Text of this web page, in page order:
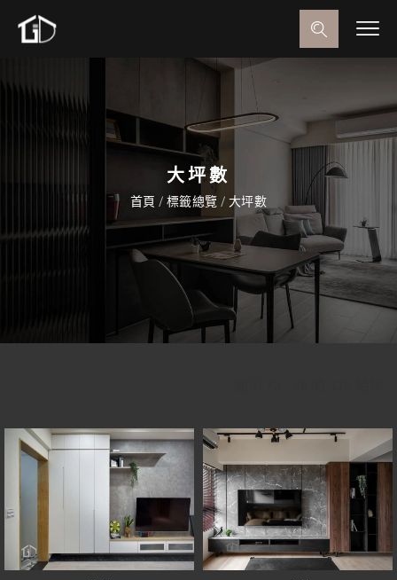
大坪數
首頁 / 標籤總覽/ 大坪數